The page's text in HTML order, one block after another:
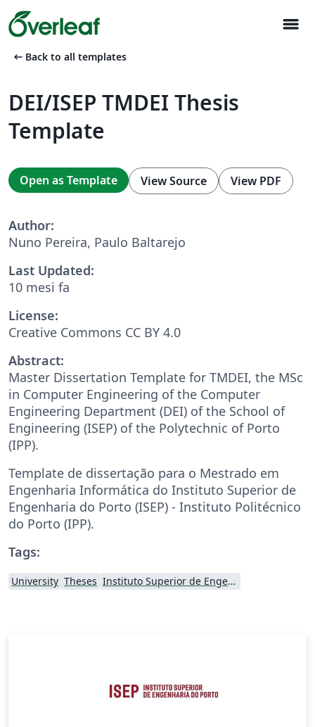
menu
arrow_left_alt Back to all templates
DEI/ISEP TMDEI Thesis
Template
Open as Template View Source View PDF
Author:
Nuno Pereira, Paulo Baltarejo
Last Updated:
10 mesi fa
License:
Creative Commons CC BY 4.0
Abstract:
Master Dissertation Template for TMDEI, the MSc
in Computer Engineering of the Computer
Engineering Department (DEI) of the School of
Engineering (ISEP) of the Polytechnic of Porto
(IPP).
Template de dissertação para o Mestrado em
Engenharia Informática do Instituto Superior de
Engenharia do Porto (ISEP) - Instituto Politécnico
do Porto (IPP).
Tags:
University Theses Instituto Superior de Engenharia do Porto